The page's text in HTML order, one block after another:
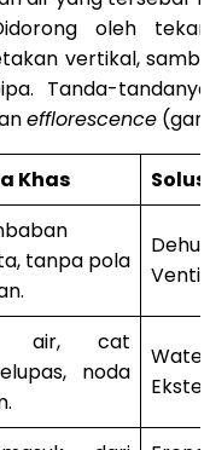
oleh
vertikal,
Tanda-
efflorescence
Khas
tanpa pola
air, cat
noda